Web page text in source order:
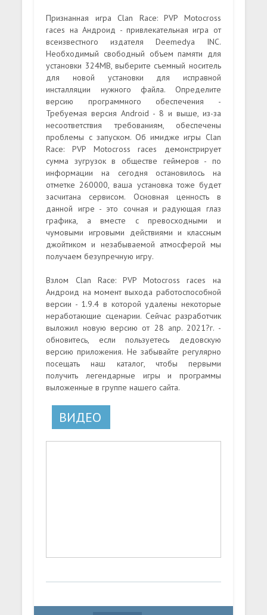
Признанная игра Clan Race: PVP Motocross
races на Андроид - привлекательная игра от
всеизвестного издателя Deemedya INC.
Необходимый свободный объем памяти для
установки 324MB, выберите съемный носитель
для новой установки для исправной
инсталляции нужного файла. Определите
версию программного обеспечения -
Требуемая версия Android - 8 и выше, из-за
несоответствия требованиям, обеспечены
проблемы с запуском. Об имидже игры Clan
Race: PVP Motocross races демонстрирует
сумма зугрузок в обществе геймеров - по
информации на сегодня остановилось на
отметке 260000, ваша установка тоже будет
засчитана сервисом. Основная ценность в
данной игре - это сочная и радующая глаз
графика, а вместе с превосходными и
чумовыми игровыми действиями и классным
джойтиком и незабываемой атмосферой мы
получаем безупречную игру.
Взлом Clan Race: PVP Motocross races на
Андроид на момент выхода работоспособной
версии - 1.9.4 в которой удалены некоторые
неработающие сценарии. Сейчас разработчик
выложил новую версию от 28 апр. 2021?г. -
обновитесь, если пользуетесь дедовскую
версию приложения. Не забывайте регулярно
посещать наш каталог, чтобы первыми
получить легендарные игры и программы
выложенные в группе нашего сайта.
ВИДЕО